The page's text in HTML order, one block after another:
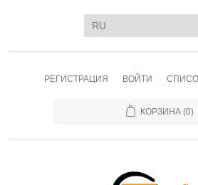
РЕГИСТРАЦИЯ ВОЙТИ
КОРЗИНА (0)